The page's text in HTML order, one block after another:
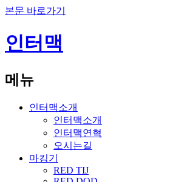
본문 바로가기
인터맥
메뉴
인터맥소개
인터맥소개
인터맥연혁
오시는길
마킹기
RED TIJ